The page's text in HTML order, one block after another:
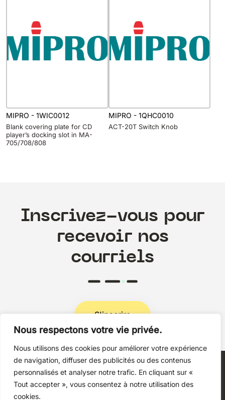
Nous respectons votre vie privée.
Nous utilisons des cookies pour améliorer votre expérience
de navigation, diffuser des publicités ou des contenus
personnalisés et analyser notre trafic. En cliquant sur «
Tout accepter », vous consentez à notre utilisation des
cookies.
MIPRO - 1WIC0012
Blank covering plate for CD
player’s docking slot in MA-
705/708/808
MIPRO - 1QHC0010
ACT-20T Switch Knob
Inscrivez-vous pour
recevoir nos
courriels
S'inscrire
Politique de confidentialité